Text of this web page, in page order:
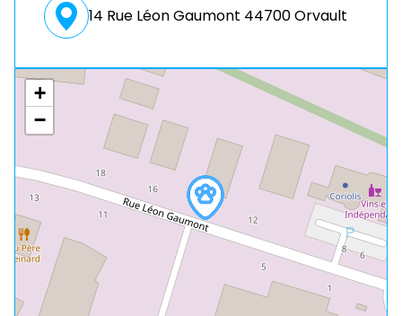
14 Rue Léon Gaumont 44700 Orvault
+
−